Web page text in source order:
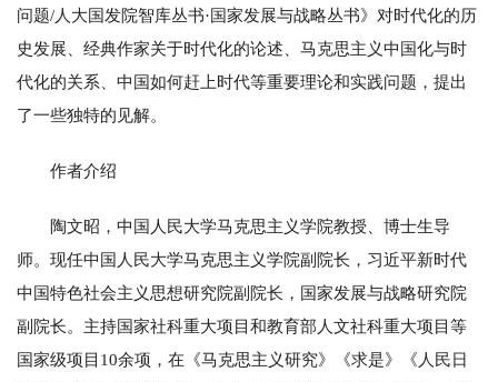
问题/人大国发院智库丛书·国家发展与战略丛书》对时代化的历
史发展、经典作家关于时代化的论述、马克思主义中国化与时
代化的关系、中国如何赶上时代等重要理论和实践问题，提出
了一些独特的见解。
作者介绍
陶文昭，中国人民大学马克思主义学院教授、博士生导
师。现任中国人民大学马克思主义学院副院长，习近平新时代
中国特色社会主义思想研究院副院长，国家发展与战略研究院
副院长。主持国家社科重大项目和教育部人文社科重大项目等
国家级项目10余项，在《马克思主义研究》《求是》《人民日